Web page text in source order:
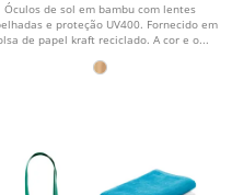
Óculos de sol em bambu com lentes
e proteção UV400. Fornecido em
de papel kraft reciclado. A cor e o...